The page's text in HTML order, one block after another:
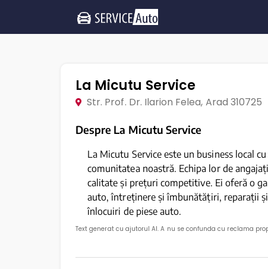
La Micutu Service
Str. Prof. Dr. Ilarion Felea, Arad 310725
Despre La Micutu Service
La Micutu Service este un business local
comunitatea noastră. Echipa lor de
calitate și prețuri competitive. Ei oferă o
auto, întreținere și îmbunătățiri, reparații
înlocuiri de piese auto.
Text generat cu ajutorul AI. A nu se confunda cu reclama